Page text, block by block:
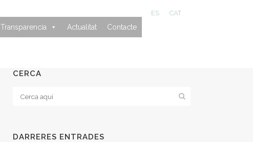
ES CAT
Transparencia Actualitat Contacte
CERCA
DARRERES ENTRADES